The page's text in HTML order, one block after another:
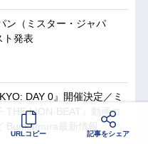
ン（ミスター・ジャパ
ト発表
DAY 0』開催決定／ミ
THE LION-BEAT』動画コ
Bunkamura最新情報
URLコピー 記事をシェア